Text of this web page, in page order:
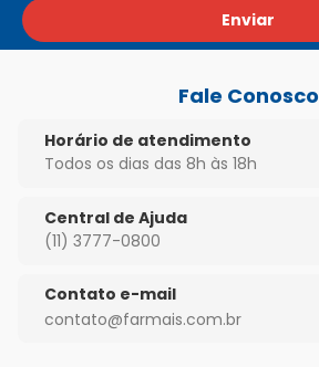
Enviar
Fale Conosco
Horário de atendimento
Todos os dias das 8h às 18h
Central de Ajuda
(11) 3777-0800
Contato e-mail
contato@farmais.com.br